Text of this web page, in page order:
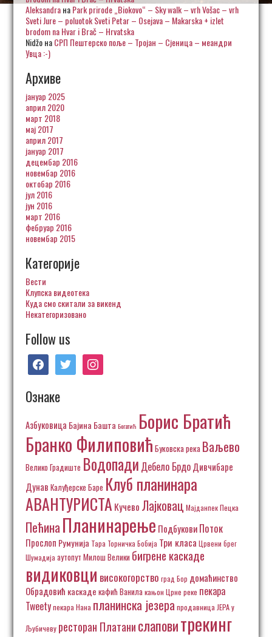
AleksandraнаPark prirode „Biokovo“ – Sky walk – vrh Vošac – vrh
Sveti Jure – poluotok Sveti Petar – Osejava – Makarska + izlet
brodom na Hvar i Brač – Hrvatska
NidžoнаСРП Пештерско поље – Тројан – Сјеница – меандри
Увца :-)
Архиве
јануар 2025
април 2020
март 2018
мај 2017
април 2017
јануар 2017
децембар 2016
новембар 2016
октобар 2016
јул 2016
јун 2016
март 2016
фебруар 2016
новембар 2015
Категорије
Вести
Клупска видеотека
Куда смо скитали за викенд
Некатегоризовано
Follow us
facebooktwitter instagram
Ознаке
Азбуковица Бајина Башта Богатић Борис Братић
Бранко Филиповић Буковска река Ваљево
Велико Градиште Водопади Дебело БрдоДивчибаре
Дунав Калуђерске Баре Клуб планинара
АВАНТУРИСТА Кучево Лајковац Мајданпек Пецка
Пећина Планинарење ПодбуковиПоток
Прослоп Румунија Тара Торничка Бобија Три класа Црвени брег
Шумадија аутопут Милош Велики бигрене каскаде
видиковци високогорство град Бор домаћинство
Обрадовић каскаде кафић Ванила кањон Црне реке пекара
Tweetyпекара Нана планинска језера продавница ЈЕРА у
Љубичеву ресторан Платанислаповитрекинг